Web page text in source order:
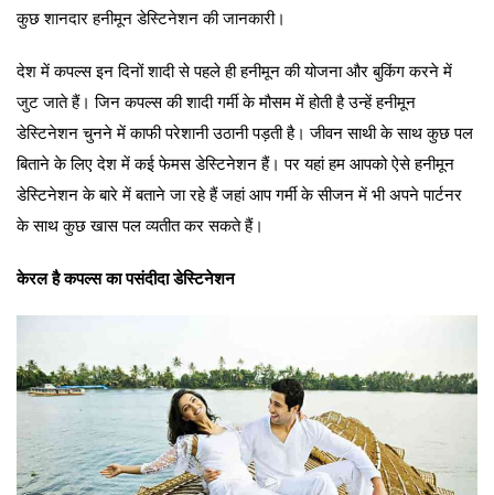
कुछ शानदार हनीमून डेस्टिनेशन की जानकारी।
देश में कपल्स इन दिनों शादी से पहले ही हनीमून की योजना और बुकिंग करने में
जुट जाते हैं। जिन कपल्स की शादी गर्मी के मौसम में होती है उन्हें हनीमून
डेस्टिनेशन चुनने में काफी परेशानी उठानी पड़ती है। जीवन साथी के साथ कुछ पल
बिताने के लिए देश में कई फेमस डेस्टिनेशन हैं। पर यहां हम आपको ऐसे हनीमून
डेस्टिनेशन के बारे में बताने जा रहे हैं जहां आप गर्मी के सीजन में भी अपने पार्टनर
के साथ कुछ खास पल व्यतीत कर सकते हैं।
केरल है कपल्स का पसंदीदा डेस्टिनेशन